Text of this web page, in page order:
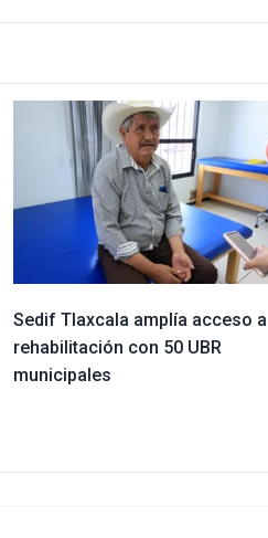
Sedif Tlaxcala amplía acceso a
rehabilitación con 50 UBR
municipales